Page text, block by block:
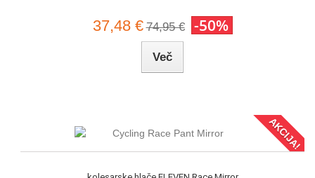
37,48 € 74,95 € -50%
Več
AKCIJA!